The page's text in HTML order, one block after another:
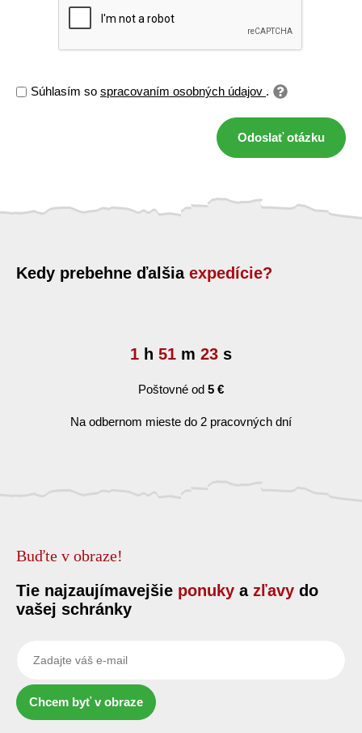
Súhlasím so spracovaním osobných údajov .
Odoslať otázku
Kedy prebehne ďalšia expedície?
1 h 51 m 23 s
Poštovné od 5 €
Na odbernom mieste do 2 pracovných dní
Buďte v obraze!
Tie najzaujímavejšie ponuky a zľavy do
vašej schránky
Chcem byť v obraze